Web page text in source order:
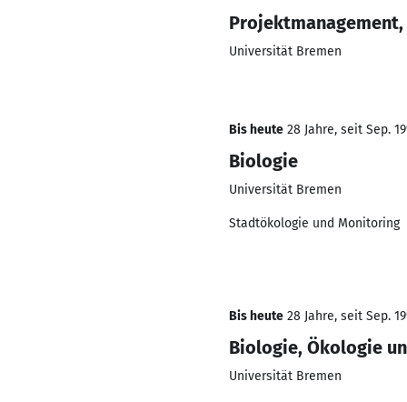
Universität Bremen
Bis heute 28 Jahre, seit Sep.
Biologie
Universität Bremen
Stadtökologie und Monitoring
Bis heute 28 Jahre, seit Sep.
Biologie, Ökologie
Universität Bremen